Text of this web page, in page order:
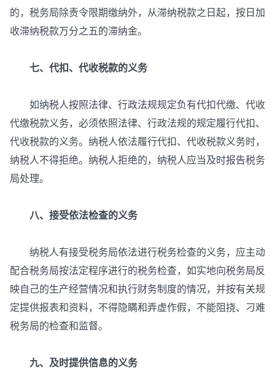
的，税务局除责令限期缴纳外，从滞纳税款之日起，按日加
收滞纳税款万分之五的滞纳金。
七、代扣、代收税款的义务
如纳税人按照法律、行政法规规定负有代扣代缴、代收
代缴税款义务，必须依照法律、行政法规的规定履行代扣、
代收税款的义务。纳税人依法履行代扣、代收税款义务时，
纳税人不得拒绝。纳税人拒绝的，纳税人应当及时报告税务
局处理。
八、接受依法检查的义务
纳税人有接受税务局依法进行税务检查的义务，应主动
配合税务局按法定程序进行的税务检查，如实地向税务局反
映自己的生产经营情况和执行财务制度的情况，并按有关规
定提供报表和资料，不得隐瞒和弄虚作假，不能阻挠、刁难
税务局的检查和监督。
九、及时提供信息的义务